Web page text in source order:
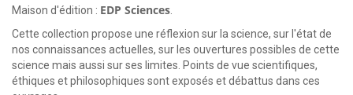
Maison d'édition : EDP Sciences.
Cette collection propose une réflexion sur la science, sur l'état de
nos connaissances actuelles, sur les ouvertures possibles de cette
science mais aussi sur ses limites. Points de vue scientifiques,
éthiques et philosophiques sont exposés et débattus dans ces